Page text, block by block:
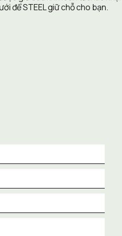
để STEEL giữ chỗ cho bạn.